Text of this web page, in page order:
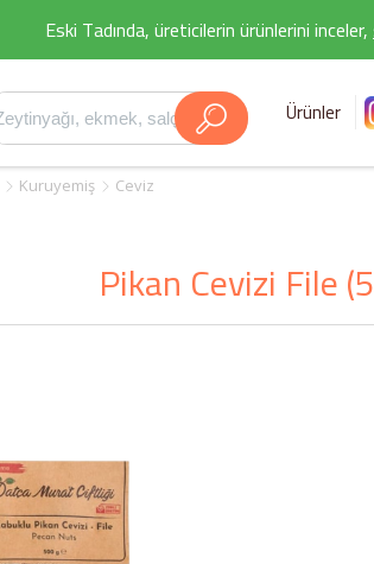
Eski Tadında, üreticilerin ürünlerini inceler,
Ürünler
Kuruyemiş Ceviz
Pikan Cevizi File